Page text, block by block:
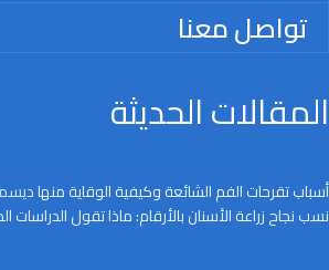
تواصل معنا
المقالات الحديثة
أسباب تقرحات الفم الشائعة وكيفية الوقاية منهاديسمبر
نسب نجاح زراعة الأسنان بالأرقام: ماذا تقول الدراسات